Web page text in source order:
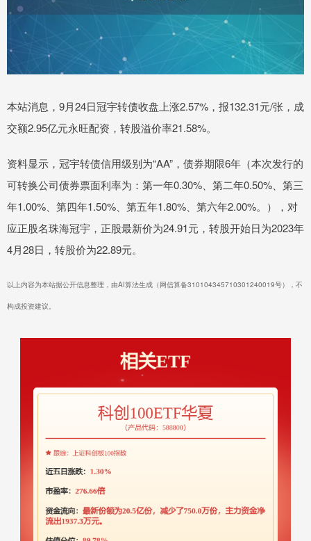
本站消息，9月24日冠宇转债收盘上涨2.57%，报132.31元/张，成
交额2.95亿元永旺配资，转股溢价率21.58%。
资料显示，冠宇转债信用级别为“AA”，债券期限6年（本次发行的
可转换公司债券票面利率为：第一年0.30%、第二年0.50%、第三
年1.00%、第四年1.50%、第五年1.80%、第六年2.00%。），对
应正股名珠海冠宇，正股最新价为24.91元，转股开始日为2023年
4月28日，转股价为22.89元。
以上内容为本站据公开信息整理，由AI算法生成（网信算备310104345710301240019号），不
构成投资建议。